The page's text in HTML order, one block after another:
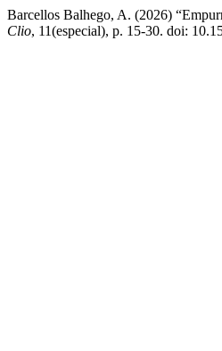
Barcellos Balhego, A. (2026)
Clio, 11(especial), p. 15-30. doi: